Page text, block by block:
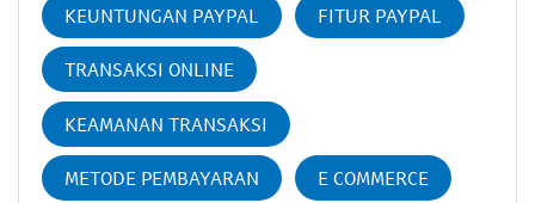
KEUNTUNGAN PAYPAL FITUR PAYPAL
TRANSAKSI ONLINE
KEAMANAN TRANSAKSI
METODE PEMBAYARAN E COMMERCE